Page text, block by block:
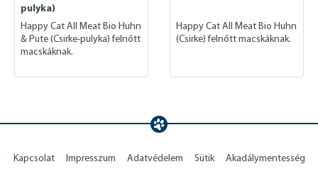
pulyka)
Happy Cat All Meat Bio Huhn
& Pute (Csirke-pulyka) felnőtt
macskáknak.
Happy Cat All Meat Bio Huhn
(Csirke) felnőtt macskáknak.
Kapcsolat Impresszum Adatvédelem Sütik Akadálymentesség